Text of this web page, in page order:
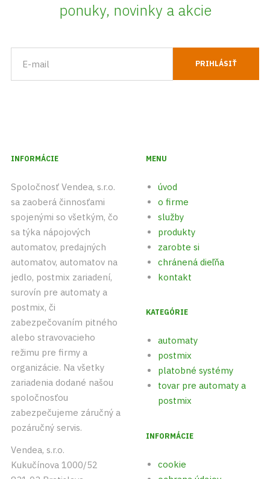
ponuky, novinky a akcie
INFORMÁCIE
Spoločnosť Vendea, s.r.o.
sa zaoberá činnosťami
spojenými so všetkým, čo
sa týka nápojových
automatov, predajných
automatov, automatov na
jedlo, postmix zariadení,
surovín pre automaty a
postmix, či
zabezpečovaním pitného
alebo stravovacieho
režimu pre firmy a
organizácie. Na všetky
zariadenia dodané našou
spoločnosťou
zabezpečujeme záručný a
pozáručný servis.
Vendea, s.r.o.
Kukučínova 1000/52
MENU
úvod
o firme
služby
produkty
zarobte si
chránená dieľňa
kontakt
KATEGÓRIE
automaty
postmix
platobné systémy
tovar pre automaty a
postmix
INFORMÁCIE
cookie